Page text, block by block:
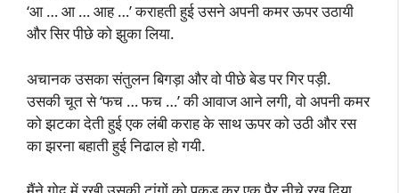
‘आ … आ … आह …’ कराहती हुई उसने अपनी कमर ऊपर उठायी
और सिर पीछे को झुका लिया.
अचानक उसका संतुलन बिगड़ा और वो पीछे बेड पर गिर पड़ी.
उसकी चूत से ‘फच … फच …’ की आवाज आने लगी, वो अपनी कमर
को झटका देती हुई एक लंबी कराह के साथ ऊपर को उठी और रस
का झरना बहाती हुई निढाल हो गयी.